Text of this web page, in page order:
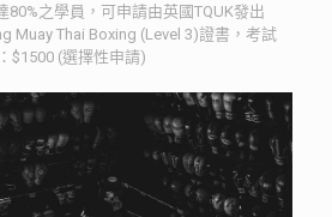
80%之學員，可申請由英國TQUK發出
Muay Thai Boxing (Level 3)證書，考試
$1500 (選擇性申請)